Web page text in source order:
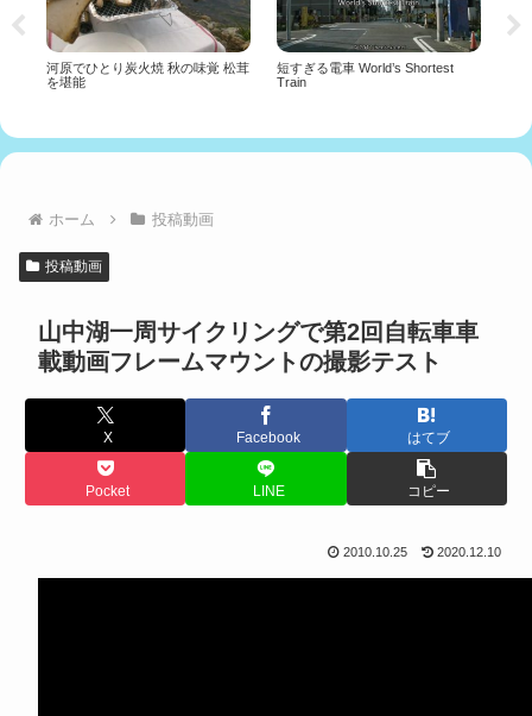
河原でひとり炭火焼 秋の味覚 松茸
を堪能
短すぎる電車 World’s Shortest
Train
ホーム 投稿動画
投稿動画
山中湖一周サイクリングで第2回自転車車
載動画フレームマウントの撮影テスト
X Facebook はてブ
Pocket LINE コピー
2010.10.25 2020.12.10